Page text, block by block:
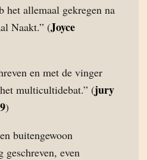
het allemaal gekregen na
Naakt.” (Joyce
en met de vinger
multicultidebat.” (jury
)
buitengewoon
even